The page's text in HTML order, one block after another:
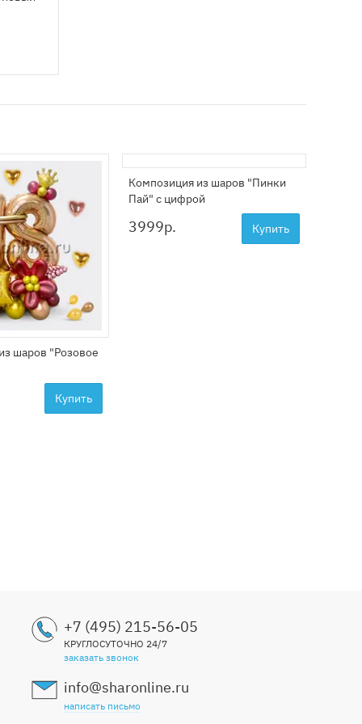
шаров "Розовое
Купить
Композиция из шаров "Пинки
Пай" с цифрой
3999р. Купить
+7 (495) 215-56-05
КРУГЛОСУТОЧНО 24/7
заказать звонок
info@sharonline.ru
написать письмо